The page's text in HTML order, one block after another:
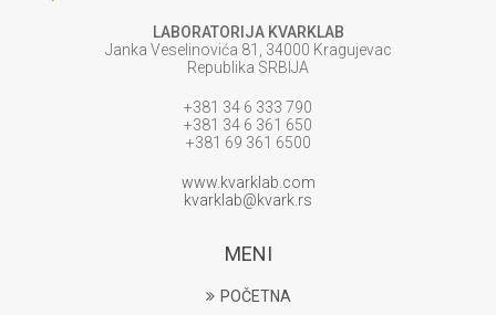
LABORATORIJA KVARKLAB
Janka Veselinovića 81, 34000 Kragujevac
Republika SRBIJA
+381 34 6 333 790
+381 34 6 361 650
+381 69 361 6500
www.kvarklab.com
kvarklab@kvark.rs
MENI
POČETNA